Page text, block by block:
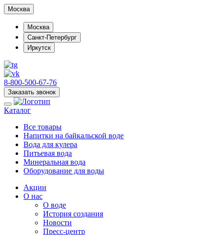
Москва
Москва
Санкт-Петербург
Иркутск
8-800-500-67-76
Заказать звонок
Каталог
Все товары
Напитки на байкальской воде
Вода для кулера
Питьевая вода
Минеральная вода
Оборудование для воды
Акции
О нас
О воде
История создания
Новости
Пресс-центр